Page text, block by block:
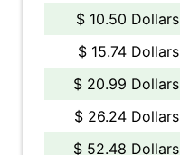
$ 10.50 Dollars
$ 15.74 Dollars
$ 20.99 Dollars
$ 26.24 Dollars
$ 52.48 Dollars